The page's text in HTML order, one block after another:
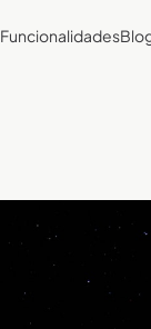
Funcionalidades